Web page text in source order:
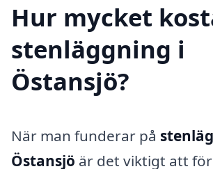
Hur mycket
stenläggning i
Östansjö?
När man funderar på
Östansjö är det viktigt att